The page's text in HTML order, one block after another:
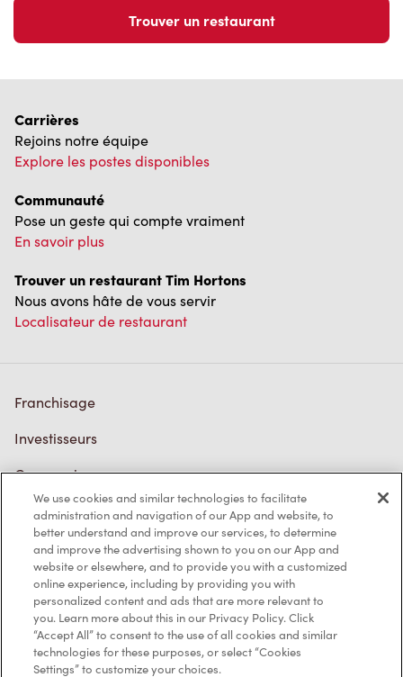
Trouver un restaurant
Carrières
Rejoins notre équipe
Explore les postes disponibles
Communauté
Pose un geste qui compte vraiment
En savoir plus
Trouver un restaurant Tim Hortons
Nous avons hâte de vous servir
Localisateur de restaurant
Franchisage
Investisseurs
Communiquer avec nous
Foire aux questions
Politique de confidentialité
Conditions de service
Marques de commerce
We use cookies and similar technologies to facilitate
administration and navigation of our App and website, to
better understand and improve our services, to determine
and improve the advertising shown to you on our App and
website or elsewhere, and to provide you with a customized
online experience, including by providing you with
personalized content and ads that are more relevant to
you. Learn more about this in our Privacy Policy. Click
“Accept All” to consent to the use of all cookies and similar
technologies for these purposes, or select “Cookies
Settings” to customize your choices.